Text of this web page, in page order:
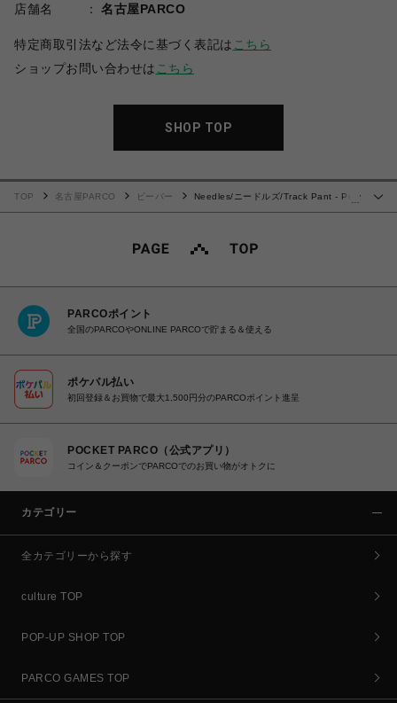
店舗名
名古屋PARCO
特定商取引法など法令に基づく表記は こちら
ショップお問い合わせは こちら
SHOP TOP
…
TOP 名古屋PARCO ビーバー
Needles/ニードルズ/Track Pant - Poly
PARCOポイント
全国のPARCOやONLINE PARCOで貯まる＆使える
ポケパル払い
初回登録＆お買物で最大1,500円分のPARCOポイント進呈
POCKET PARCO（公式アプリ）
コイン＆クーポンでPARCOでのお買い物がオトクに
カテゴリー
全カテゴリーから探す
culture TOP
POP-UP SHOP TOP
PARCO GAMES TOP